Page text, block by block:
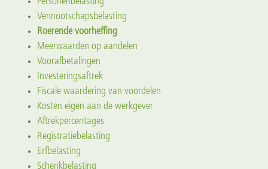
Vennootschapsbelasting
Roerende voorheffing
Meerwaarden op aandelen
Voorafbetalingen
Investeringsaftrek
Fiscale waardering van voordelen
Kosten eigen aan de werkgever
Aftrekpercentages
Registratiebelasting
Erfbelasting
Schenkbelasting